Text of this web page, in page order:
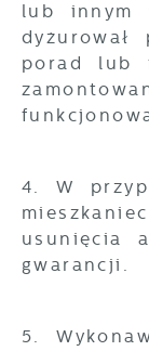
lub innym
dyżurował
porad lub
4. W
usunięcia
gwarancji.
5.